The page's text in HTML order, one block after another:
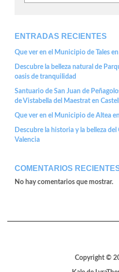
ENTRADAS RECIENTES
Que ver en el Municipio de Tales
Descubre la belleza natural de
oasis de tranquilidad
Santuario de San Juan de
de Vistabella del Maestrat en
Que ver en el Municipio de Altea
Descubre la historia y la belleza
Valencia
COMENTARIOS
No hay comentarios que mostrar.
Copyright ©